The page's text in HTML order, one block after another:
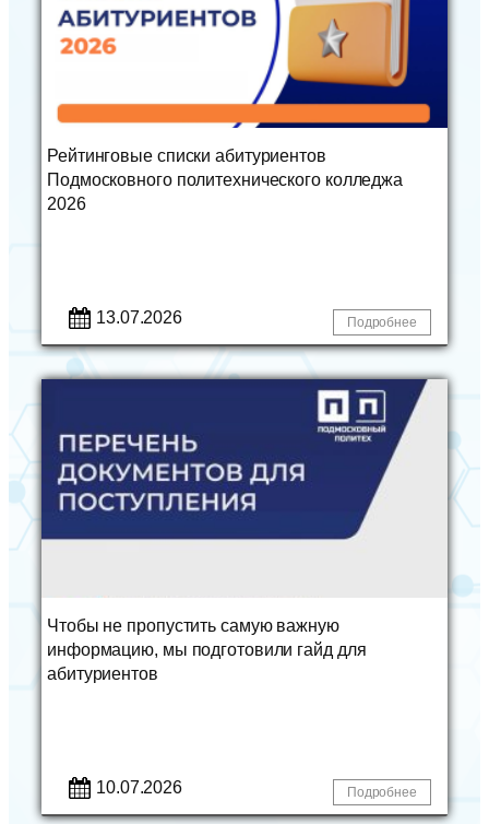
Рейтинговые списки абитуриентов
Подмосковного политехнического колледжа
2026
13.07.2026 Подробнее
Чтобы не пропустить самую важную
информацию, мы подготовили гайд для
абитуриентов
10.07.2026 Подробнее